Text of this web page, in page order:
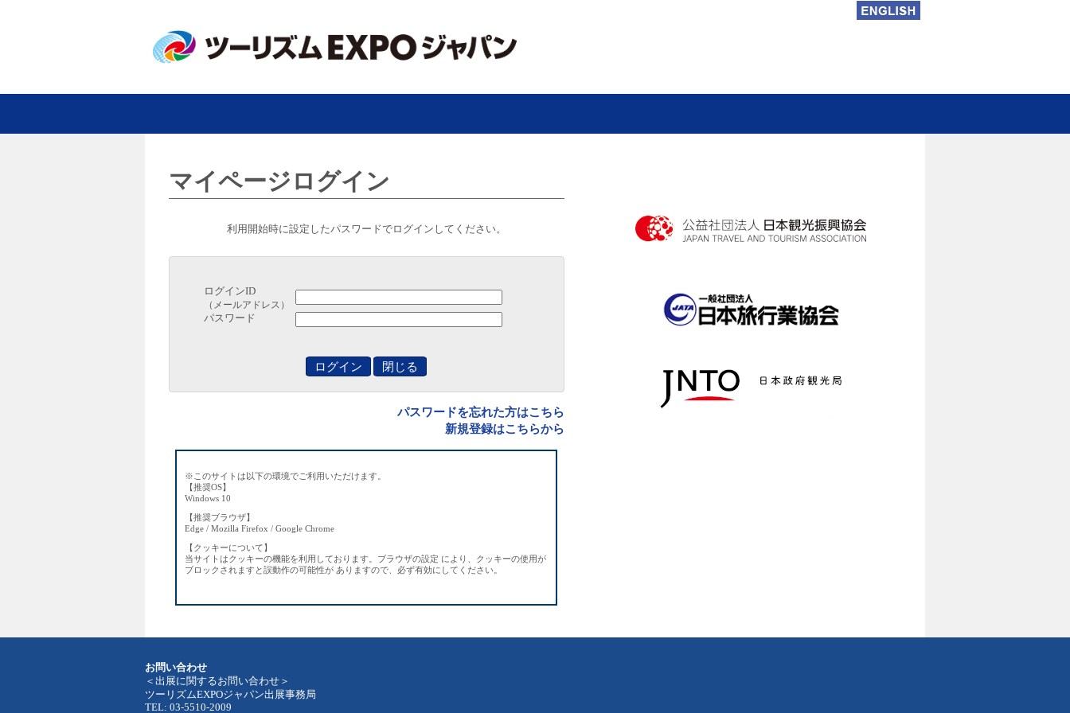
マイページログイン
利用開始時に設定したパスワードでログインしてください。
ログインID
（メールアドレス）
パスワード
ログイン 閉じる
パスワードを忘れた方はこちら
新規登録はこちらから
※このサイトは以下の環境でご利用いただけます。
【推奨OS】
Windows 10
【推奨ブラウザ】
Edge / Mozilla Firefox / Google Chrome
【クッキーについて】
当サイトはクッキーの機能を利用しております。ブラウザの設定 により、クッキーの使用が
ブロックされますと誤動作の可能性が ありますので、必ず有効にしてください。
お問い合わせ
＜出展に関するお問い合わせ＞
ツーリズムEXPOジャパン出展事務局
TEL: 03-5510-2009